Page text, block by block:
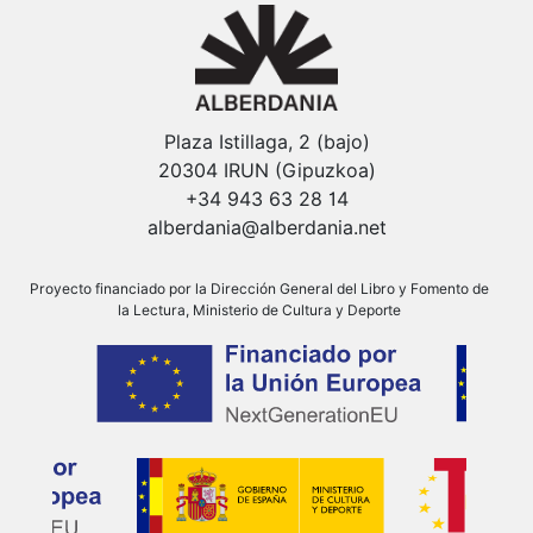
Plaza Istillaga, 2 (bajo)
20304 IRUN (Gipuzkoa)
+34 943 63 28 14
alberdania@alberdania.net
Proyecto financiado por la Dirección General del Libro y Fomento de
la Lectura, Ministerio de Cultura y Deporte